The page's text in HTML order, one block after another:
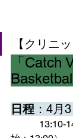
【クリニ
「Catch
日程 ：4月
13:10-